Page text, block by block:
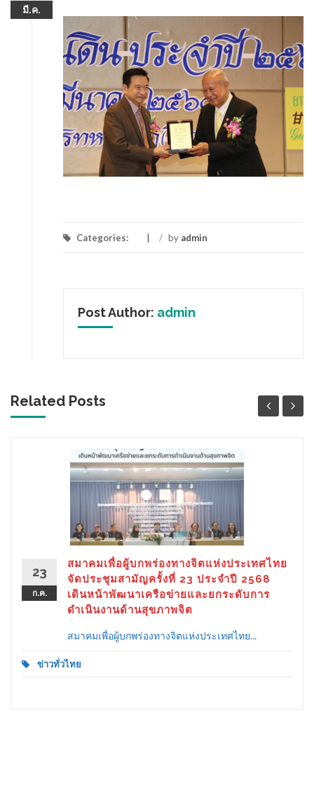
มี.ค.
Categories: / by admin
Post Author: admin
Related Posts
23
ก.ค.
สมาคมเพื่อผู้บกพร่องทางจิตแห่งประเทศไทย
จัดประชุมสามัญครั้งที่ 23 ประจำปี 2568
เดินหน้าพัฒนาเครือข่ายและยกระดับการ
ดำเนินงานด้านสุขภาพจิต
สมาคมเพื่อผู้บกพร่องทางจิตแห่งประเทศไทย...
ข่าวทั่วไทย